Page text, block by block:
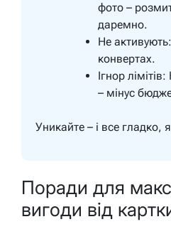
фото –
даремно.
Не
конвертах.
Ігнор
– мінус
Уникайте – і все гладко,
Поради для
вигоди від